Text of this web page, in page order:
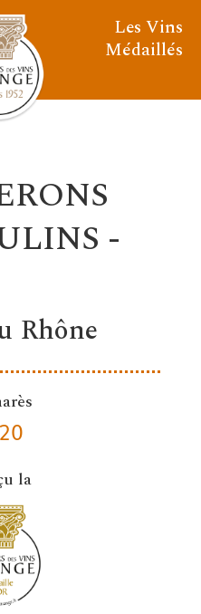
Les Vins
Médaillés
-
Rhône
la